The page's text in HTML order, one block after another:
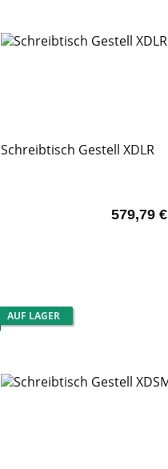
Schreibtisch Gestell XDLR
579,79 €
AUF LAGER